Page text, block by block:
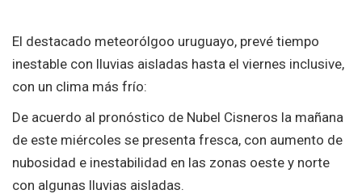
El destacado meteorólgoo uruguayo, prevé tiempo
inestable con lluvias aisladas hasta el viernes inclusive,
con un clima más frío:
De acuerdo al pronóstico de Nubel Cisneros la mañana
de este miércoles se presenta fresca, con aumento de
nubosidad e inestabilidad en las zonas oeste y norte
con algunas lluvias aisladas.